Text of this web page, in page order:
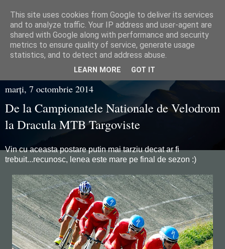
Razvan Juganaru
marți, 7 octombrie 2014
De la Campionatele Nationale de Velodrom
la Dracula MTB Targoviste
Vin cu aceasta postare putin mai tarziu decat ar fi
trebuit...recunosc, lenea este mare pe final de sezon :)
This site uses cookies from Google to deliver its services
and to analyze traffic. Your IP address and user-agent are
shared with Google along with performance and security
metrics to ensure quality of service, generate usage
statistics, and to detect and address abuse.
LEARN MORE GOT IT